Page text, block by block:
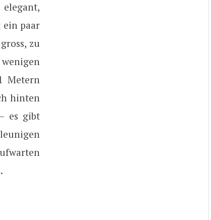
ein paar
zu
Metern
hinten
es gibt